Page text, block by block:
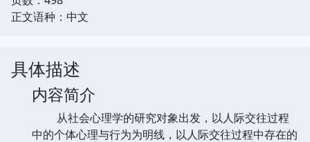
正文语种：中文
具体描述
内容简介
从社会心理学的研究对象出发，以人际交往过程
中的个体心理与行为为明线，以人际交往过程中存在的